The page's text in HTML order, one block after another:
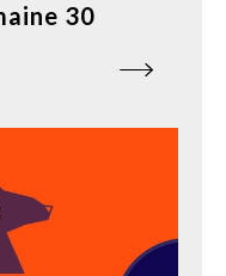
30